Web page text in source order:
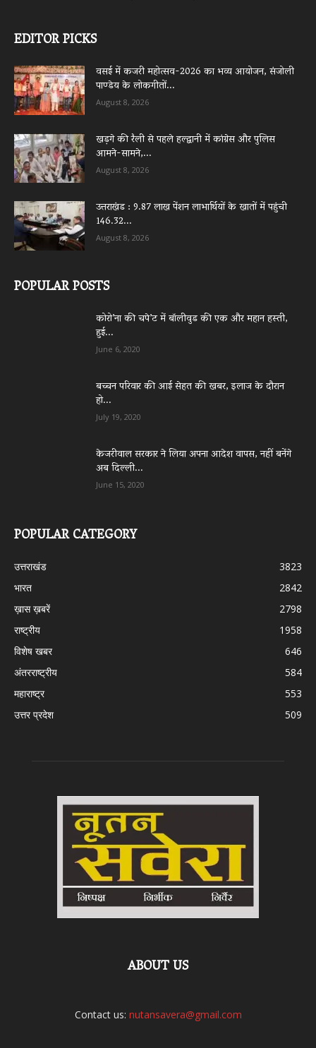
EDITOR PICKS
वसई में कजरी महोत्सव-2026 का भव्य आयोजन, संजोली
पाण्डेय के लोकगीतों...
August 8, 2026
खड़गे की रैली से पहले हल्द्वानी में कांग्रेस और पुलिस
आमने-सामने,...
August 8, 2026
उत्तराखंड : 9.87 लाख पेंशन लाभार्थियों के खातों में पहुंची
146.32...
August 8, 2026
POPULAR POSTS
कोरो’ना की चपे’ट में बॉलीवुड की एक और महान हस्ती,
हुई...
June 6, 2020
बच्चन परिवार की आई सेहत की खबर, इलाज के दौरान
हो...
July 19, 2020
केजरीवाल सरकार ने लिया अपना आदेश वापस, नहीं बनेंगे
अब दिल्ली...
June 15, 2020
POPULAR CATEGORY
उत्तराखंड
3823
भारत
2842
ख़ास ख़बरें
2798
राष्ट्रीय
1958
विशेष खबर
646
अंतरराष्ट्रीय
584
महाराष्ट्र
553
उत्तर प्रदेश
509
ABOUT US
Contact us: nutansavera@gmail.com